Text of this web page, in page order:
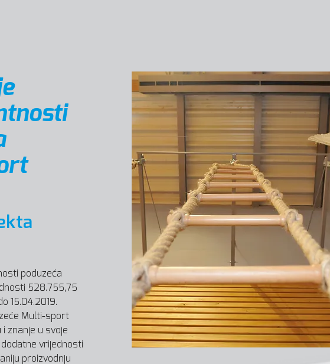
poduzeća
528.755,75
15.04.2019.
Multi-sport
i znanje u svoje
vrijednosti
proizvodnju